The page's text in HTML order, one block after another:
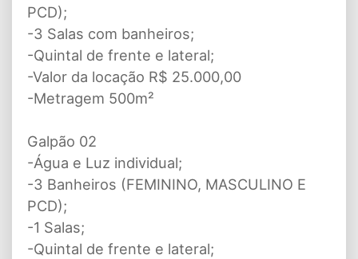
PCD);
-3 Salas com banheiros;
-Quintal de frente e lateral;
-Valor da locação R$ 25.000,00
-Metragem 500m²
Galpão 02
-Água e Luz individual;
-3 Banheiros (FEMININO, MASCULINO E
PCD);
-1 Salas;
-Quintal de frente e lateral;